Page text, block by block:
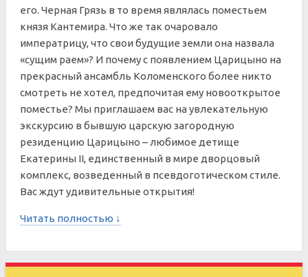
его. Черная Грязь в то время являлась поместьем
князя Кантемира. Что же так очаровало
императрицу, что свои будущие земли она назвала
«сущим раем»? И почему с появлением Царицыно на
прекрасный ансамбль Коломенского более никто
смотреть не хотел, предпочитая ему новооткрытое
поместье? Мы приглашаем вас на увлекательную
экскурсию в бывшую царскую загородную
резиденцию Царицыно – любимое детище
Екатерины II, единственный в мире дворцовый
комплекс, возведенный в псевдоготическом стиле.
Вас ждут удивительные открытия!
Читать полностью ↓